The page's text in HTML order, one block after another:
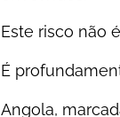
Este risco não
É
Angola,